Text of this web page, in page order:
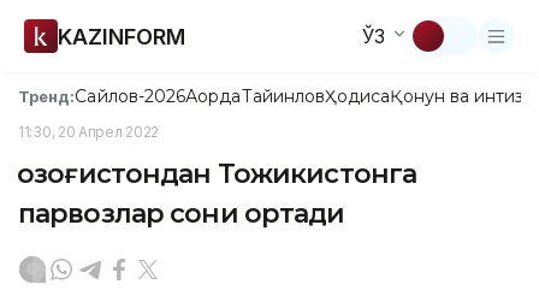
KAZINFORM ЎЗ
Тренд:Сайлов-2026АқордаТайинловҲодисаҚонун ва
11:30, 20 Апрел 2022
Қозоғистондан Тожикистонга
парвозлар сони ортади